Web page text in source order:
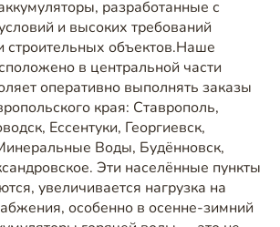
разработанные с
и высоких требований
объектов.Наше
в центральной части
оперативно выполнять заказы
края: Ставрополь,
Ессентуки, Георгиевск,
Воды, Будённовск,
Эти населённые пункты
увеличивается нагрузка на
особенно в осенне-зимний